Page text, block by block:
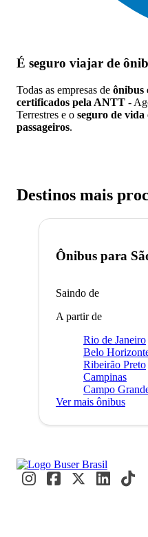
É seguro viajar de
Todas as empresas de ônibus
certificados pela ANTT -
Terrestres e o seguro de
passageiros.
Destinos mais
Ônibus para
Saindo de
A partir de
Rio de Janeiro
Belo
Ribeirão Preto
Campinas
Campo
Ver mais ônibus